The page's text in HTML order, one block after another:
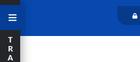
T
R
A